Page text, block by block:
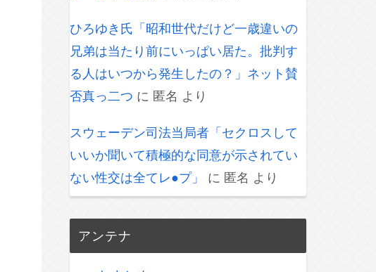
ひろゆき氏「昭和世代だけど一歳違いの
兄弟は当たり前にいっぱい居た。批判す
る人はいつから発生したの？」ネット賛
否真っ二つ に 匿名 より
スウェーデン司法当局者「セクロスして
いいか聞いて積極的な同意が示されてい
ない性交は全てレ●プ」
に 匿名 より
アンテナ